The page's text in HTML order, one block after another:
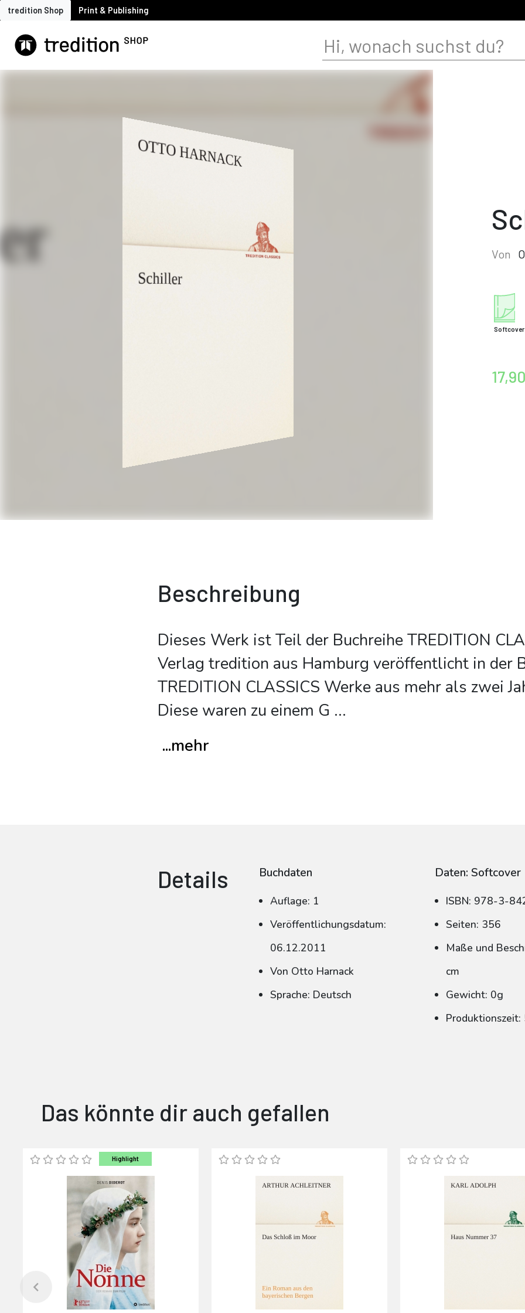
tredition Shop Print & Publishing
Von
Softcover
Beschreibung
Dieses Werk ist Teil der Buchreihe TREDITION
Verlag tredition aus Hamburg veröffentlicht in der
TREDITION CLASSICS Werke aus mehr als zwei
Diese waren zu einem G ...
...mehr
Details Buchdaten
Auflage: 1
Veröffentlichungsdatum:
06.12.2011
Von Otto Harnack
Sprache: Deutsch
Daten: Softcover
ISBN: 978-3-
Seiten: 356
Maße und
cm
Gewicht: 0g
Das könnte dir auch gefallen
Highlight